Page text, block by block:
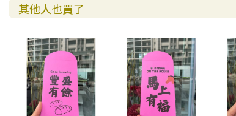
其他人也買了